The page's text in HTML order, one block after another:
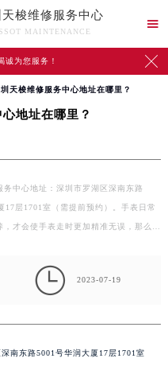
梭维修服务中心
MAINTENANCE

诚为您服务！ 
天梭维修服务中心地址在哪里？
地址在哪里？
务中心地址：深圳市罗湖区深南东路
17层1701室（需提前预约）。手表日常
，才会使手表走时更加精准无误，那么，
 2023-07-19
深南东路5001号华润大厦17层1701室